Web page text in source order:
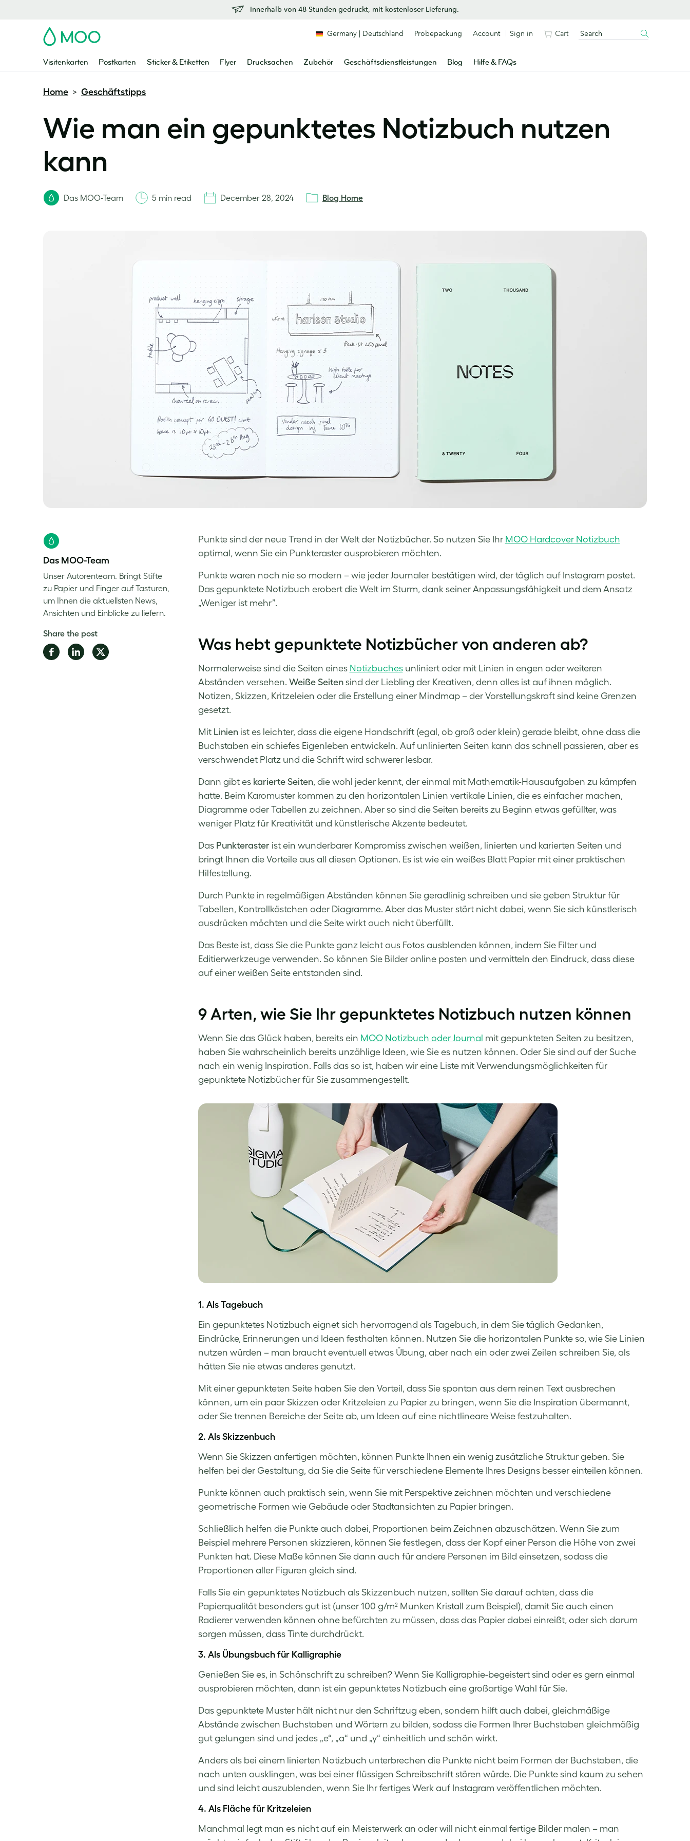
Innerhalb von 48 Stunden gedruckt, mit kostenloser Lieferung.
MOO
Visitenkarten Postkarten Sticker & Etiketten Flyer Drucksachen Zubehör Geschäftsdienstleistungen Blog Hilfe & FAQs
Germany | Deutschland Probepackung Account Sign in Cart
Home > Geschäftstipps
Wie man ein gepunktetes Notizbuch nutzen
kann
Das MOO-Team 5 min read December 28, 2024 Blog Home
Punkte sind der neue Trend in der Welt der Notizbücher. So nutzen Sie Ihr MOO Hardcover Notizbuch
optimal, wenn Sie ein Punkteraster ausprobieren möchten.
Punkte waren noch nie so modern – wie jeder Journaler bestätigen wird, der täglich auf Instagram postet.
Das gepunktete Notizbuch erobert die Welt im Sturm, dank seiner Anpassungsfähigkeit und dem Ansatz
„Weniger ist mehr”.
Was hebt gepunktete Notizbücher von anderen ab?
Normalerweise sind die Seiten eines Notizbuchesunliniert oder mit Linien in engen oder weiteren
Abständen versehen. Weiße Seitensind der Liebling der Kreativen, denn alles ist auf ihnen möglich.
Notizen, Skizzen, Kritzeleien oder die Erstellung einer Mindmap – der Vorstellungskraft sind keine Grenzen
gesetzt.
Mit Linienist es leichter, dass die eigene Handschrift (egal, ob groß oder klein) gerade bleibt, ohne dass die
Buchstaben ein schiefes Eigenleben entwickeln. Auf unlinierten Seiten kann das schnell passieren, aber es
verschwendet Platz und die Schrift wird schwerer lesbar.
Dann gibt es karierte Seiten, die wohl jeder kennt, der einmal mit Mathematik-Hausaufgaben zu kämpfen
hatte. Beim Karomuster kommen zu den horizontalen Linien vertikale Linien, die es einfacher machen,
Diagramme oder Tabellen zu zeichnen. Aber so sind die Seiten bereits zu Beginn etwas gefüllter, was
weniger Platz für Kreativität und künstlerische Akzente bedeutet.
Das Punkterasterist ein wunderbarer Kompromiss zwischen weißen, linierten und karierten Seiten und
bringt Ihnen die Vorteile aus all diesen Optionen. Es ist wie ein weißes Blatt Papier mit einer praktischen
Hilfestellung.
Durch Punkte in regelmäßigen Abständen können Sie geradlinig schreiben und sie geben Struktur für
Tabellen, Kontrollkästchen oder Diagramme. Aber das Muster stört nicht dabei, wenn Sie sich künstlerisch
ausdrücken möchten und die Seite wirkt auch nicht überfüllt.
Das Beste ist, dass Sie die Punkte ganz leicht aus Fotos ausblenden können, indem Sie Filter und
Editierwerkzeuge verwenden. So können Sie Bilder online posten und vermitteln den Eindruck, dass diese
auf einer weißen Seite entstanden sind.
9 Arten, wie Sie Ihr gepunktetes Notizbuch nutzen können
Wenn Sie das Glück haben, bereits ein MOO Notizbuch oder Journal mit gepunkteten Seiten zu besitzen,
haben Sie wahrscheinlich bereits unzählige Ideen, wie Sie es nutzen können. Oder Sie sind auf der Suche
nach ein wenig Inspiration. Falls das so ist, haben wir eine Liste mit Verwendungsmöglichkeiten für
gepunktete Notizbücher für Sie zusammengestellt.
1. Als Tagebuch
Ein gepunktetes Notizbuch eignet sich hervorragend als Tagebuch, in dem Sie täglich Gedanken,
Eindrücke, Erinnerungen und Ideen festhalten können. Nutzen Sie die horizontalen Punkte so, wie Sie Linien
nutzen würden – man braucht eventuell etwas Übung, aber nach ein oder zwei Zeilen schreiben Sie, als
hätten Sie nie etwas anderes genutzt.
Mit einer gepunkteten Seite haben Sie den Vorteil, dass Sie spontan aus dem reinen Text ausbrechen
können, um ein paar Skizzen oder Kritzeleien zu Papier zu bringen, wenn Sie die Inspiration übermannt,
oder Sie trennen Bereiche der Seite ab, um Ideen auf eine nichtlineare Weise festzuhalten.
2. Als Skizzenbuch
Wenn Sie Skizzen anfertigen möchten, können Punkte Ihnen ein wenig zusätzliche Struktur geben. Sie
helfen bei der Gestaltung, da Sie die Seite für verschiedene Elemente Ihres Designs besser einteilen können.
Punkte können auch praktisch sein, wenn Sie mit Perspektive zeichnen möchten und verschiedene
geometrische Formen wie Gebäude oder Stadtansichten zu Papier bringen.
Schließlich helfen die Punkte auch dabei, Proportionen beim Zeichnen abzuschätzen. Wenn Sie zum
Beispiel mehrere Personen skizzieren, können Sie festlegen, dass der Kopf einer Person die Höhe von zwei
Punkten hat. Diese Maße können Sie dann auch für andere Personen im Bild einsetzen, sodass die
Proportionen aller Figuren gleich sind.
Falls Sie ein gepunktetes Notizbuch als Skizzenbuch nutzen, sollten Sie darauf achten, dass die
Papierqualität besonders gut ist (unser 100 g/m² Munken Kristall zum Beispiel), damit Sie auch einen
Radierer verwenden können ohne befürchten zu müssen, dass das Papier dabei einreißt, oder sich darum
sorgen müssen, dass Tinte durchdrückt.
3. Als Übungsbuch für Kalligraphie
Genießen Sie es, in Schönschrift zu schreiben? Wenn Sie Kalligraphie-begeistert sind oder es gern einmal
ausprobieren möchten, dann ist ein gepunktetes Notizbuch eine großartige Wahl für Sie.
Das gepunktete Muster hält nicht nur den Schriftzug eben, sondern hilft auch dabei, gleichmäßige
Abstände zwischen Buchstaben und Wörtern zu bilden, sodass die Formen Ihrer Buchstaben gleichmäßig
gut gelungen sind und jedes „e“, „a“ und „y“ einheitlich und schön wirkt.
Anders als bei einem linierten Notizbuch unterbrechen die Punkte nicht beim Formen der Buchstaben, die
nach unten ausklingen, was bei einer flüssigen Schreibschrift stören würde. Die Punkte sind kaum zu sehen
und sind leicht auszublenden, wenn Sie Ihr fertiges Werk auf Instagram veröffentlichen möchten.
4. Als Fläche für Kritzeleien
Manchmal legt man es nicht auf ein Meisterwerk an oder will nicht einmal fertige Bilder malen – man
Das MOO-Team
Unser Autorenteam. Bringt Stifte
zu Papier und Finger auf Tasturen,
um Ihnen die aktuellsten News,
Ansichten und Einblicke zu liefern.
Share the post
Share Share Share